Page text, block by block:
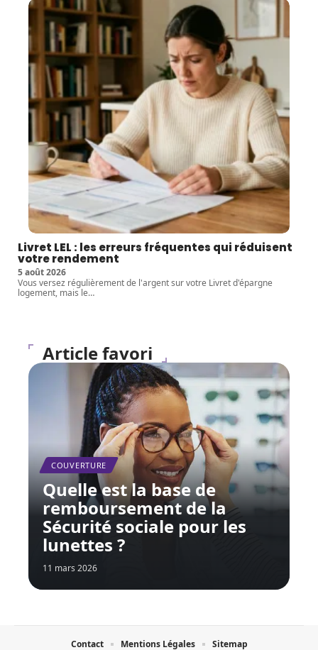
Livret LEL : les erreurs fréquentes qui réduisent
votre rendement
5 août 2026
Vous versez régulièrement de l'argent sur votre Livret d'épargne
logement, mais le…
Article favori
COUVERTURE
Quelle est la base de
remboursement de la
Sécurité sociale pour les
lunettes ?
11 mars 2026
Contact Mentions Légales Sitemap